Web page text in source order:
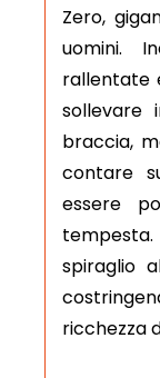
Zero,
uomini.
rallentate
sollevare
braccia,
contare
essere
spiraglio
ricchezza